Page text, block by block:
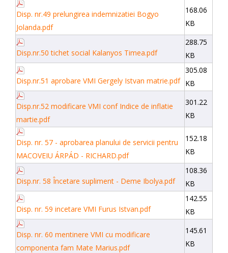
Disp. nr.49 prelungirea indemnizatiei Bogyo
Jolanda.pdf
168.06
KB
Disp.nr.50 tichet social Kalanyos Timea.pdf
288.75
KB
Disp.nr.51 aprobare VMI Gergely Istvan matrie.pdf
305.08
KB
Disp.nr.52 modificare VMI conf Indice de inflatie
martie.pdf
301.22
KB
Disp. nr. 57 - aprobarea planului de servicii pentru
MACOVEIU ÁRPÁD - RICHARD.pdf
152.18
KB
Disp.nr. 58 Încetare supliment - Deme Ibolya.pdf
108.36
KB
Disp. nr. 59 incetare VMI Furus Istvan.pdf
142.55
KB
Disp. nr. 60 mentinere VMI cu modificare
componenta fam Mate Marius.pdf
145.61
KB